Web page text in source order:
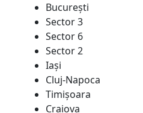
București
Sector 3
Sector 6
Sector 2
Iaşi
Cluj-Napoca
Timişoara
Craiova